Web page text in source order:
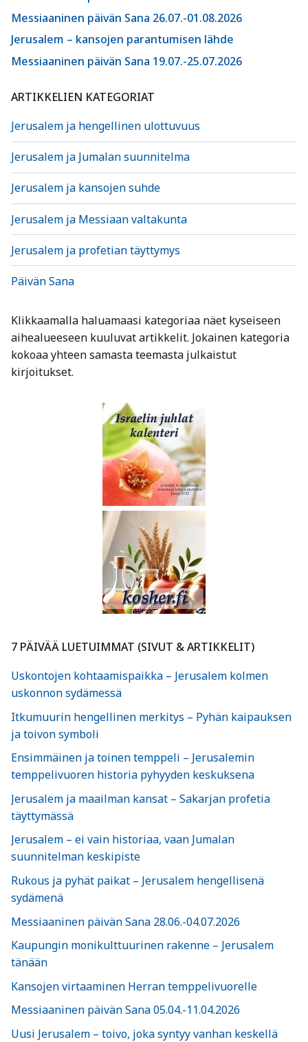
Messiaaninen päivän Sana 26.07.-01.08.2026
Jerusalem – kansojen parantumisen lähde
Messiaaninen päivän Sana 19.07.-25.07.2026
ARTIKKELIEN KATEGORIAT
Jerusalem ja hengellinen ulottuvuus
Jerusalem ja Jumalan suunnitelma
Jerusalem ja kansojen suhde
Jerusalem ja Messiaan valtakunta
Jerusalem ja profetian täyttymys
Päivän Sana
Klikkaamalla haluamaasi kategoriaa näet kyseiseen
aihealueeseen kuuluvat artikkelit. Jokainen kategoria
kokoaa yhteen samasta teemasta julkaistut
kirjoitukset.
7 PÄIVÄÄ LUETUIMMAT (SIVUT & ARTIKKELIT)
Uskontojen kohtaamispaikka – Jerusalem kolmen
uskonnon sydämessä
Itkumuurin hengellinen merkitys – Pyhän kaipauksen
ja toivon symboli
Ensimmäinen ja toinen temppeli – Jerusalemin
temppelivuoren historia pyhyyden keskuksena
Jerusalem ja maailman kansat – Sakarjan profetia
täyttymässä
Jerusalem – ei vain historiaa, vaan Jumalan
suunnitelman keskipiste
Rukous ja pyhät paikat – Jerusalem hengellisenä
sydämenä
Messiaaninen päivän Sana 28.06.-04.07.2026
Kaupungin monikulttuurinen rakenne – Jerusalem
tänään
Kansojen virtaaminen Herran temppelivuorelle
Messiaaninen päivän Sana 05.04.-11.04.2026
Uusi Jerusalem – toivo, joka syntyy vanhan keskellä